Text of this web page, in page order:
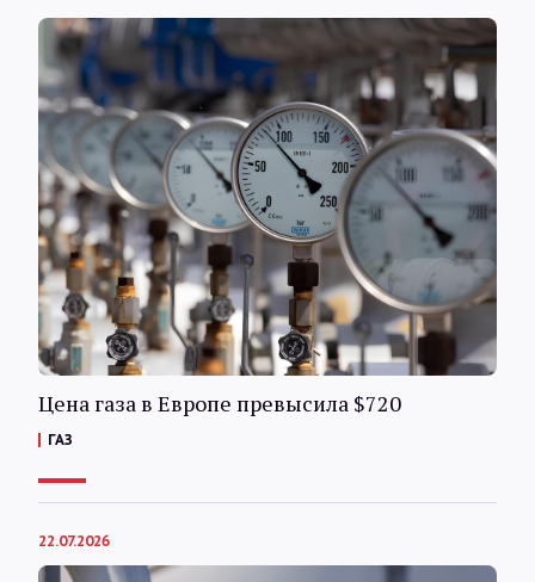
Цена газа в Европе превысила $720
ГАЗ
22.07.2026